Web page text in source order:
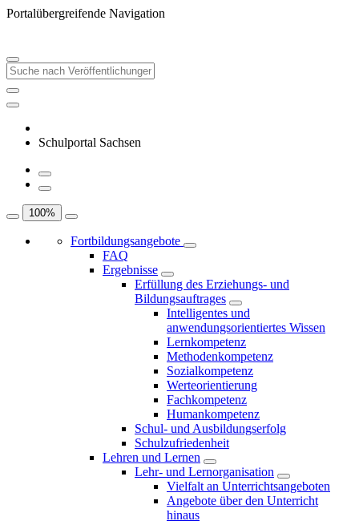
Portalübergreifende Navigation
Schulportal Sachsen
100%
Fortbildungsangebote
FAQ
Ergebnisse
Erfüllung des Erziehungs- und
Bildungsauftrages
Intelligentes und
anwendungsorientiertes Wissen
Lernkompetenz
Methodenkompetenz
Sozialkompetenz
Werteorientierung
Fachkompetenz
Humankompetenz
Schul- und Ausbildungserfolg
Schulzufriedenheit
Lehren und Lernen
Lehr- und Lernorganisation
Vielfalt an Unterrichtsangeboten
Angebote über den Unterricht
hinaus